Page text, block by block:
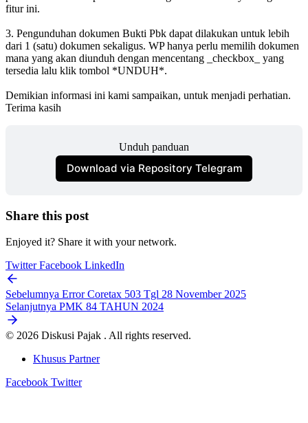
fitur ini.
3. Pengunduhan dokumen Bukti Pbk dapat dilakukan untuk lebih
dari 1 (satu) dokumen sekaligus. WP hanya perlu memilih dokumen
mana yang akan diunduh dengan mencentang _checkbox_ yang
tersedia lalu klik tombol *UNDUH*.
Demikian informasi ini kami sampaikan, untuk menjadi perhatian.
Terima kasih
Unduh panduan
Download via Repository Telegram
Share this post
Enjoyed it? Share it with your network.
TwitterFacebook LinkedIn
Sebelumnya Error Coretax 503 Tgl 28 November 2025
Selanjutnya PMK 84 TAHUN 2024
© 2026 Diskusi Pajak . All rights reserved.
Khusus Partner
Facebook Twitter